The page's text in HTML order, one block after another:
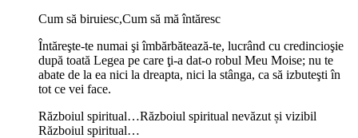
Cum să biruiesc,Cum să mă întăresc
Întăreşte-te numai şi îmbărbătează-te, lucrând cu credincioşie
după toată Legea pe care ţi-a dat-o robul Meu Moise; nu te
abate de la ea nici la dreapta, nici la stânga, ca să izbuteşti în
tot ce vei face.
Războiul spiritual…Războiul spiritual nevăzut și vizibil
Războiul spiritual…